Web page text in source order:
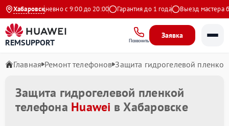
Хабаровск
Ежедневно с 9:00 до 20:00 Гарантия до 1 года Выезд мастера
REMSUPPORT Позвонить
Заявка
Главная Ремонт телефонов Защита гидрогелевой пленкой
Защита гидрогелевой пленкой
телефона Huawei в Хабаровске